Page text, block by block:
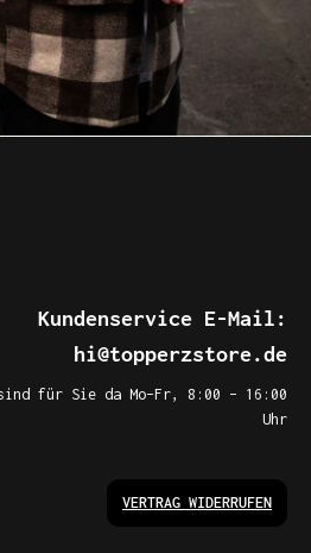
Kundenservice E-Mail:
hi@topperzstore.de
für Sie da Mo–Fr, 8:00 – 16:00
Uhr
VERTRAG WIDERRUFEN